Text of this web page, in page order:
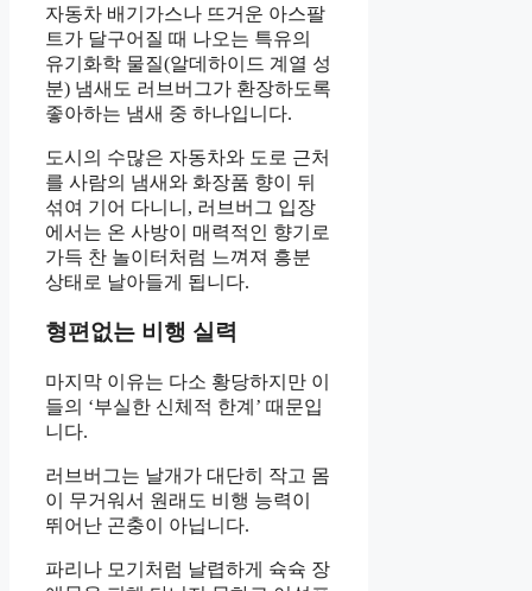
자동차 배기가스나 뜨거운 아스팔
트가 달구어질 때 나오는 특유의
유기화학 물질(알데하이드 계열 성
분) 냄새도 러브버그가 환장하도록
좋아하는 냄새 중 하나입니다.
도시의 수많은 자동차와 도로 근처
를 사람의 냄새와 화장품 향이 뒤
섞여 기어 다니니, 러브버그 입장
에서는 온 사방이 매력적인 향기로
가득 찬 놀이터처럼 느껴져 흥분
상태로 날아들게 됩니다.
형편없는 비행 실력
마지막 이유는 다소 황당하지만 이
들의 ‘부실한 신체적 한계’ 때문입
니다.
러브버그는 날개가 대단히 작고 몸
이 무거워서 원래도 비행 능력이
뛰어난 곤충이 아닙니다.
파리나 모기처럼 날렵하게 슉슉 장